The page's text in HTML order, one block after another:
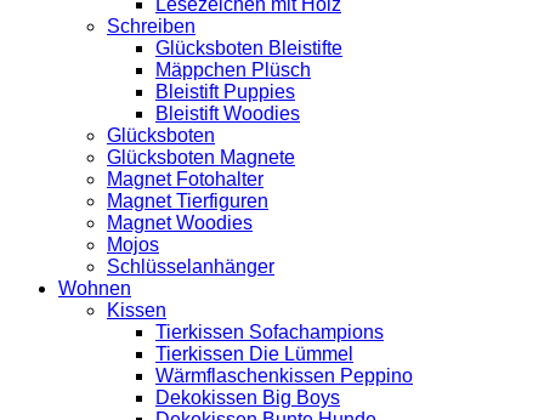
Schreiben
Glücksboten Bleistifte
Mäppchen Plüsch
Bleistift Puppies
Bleistift Woodies
Glücksboten
Glücksboten Magnete
Magnet Fotohalter
Magnet Tierfiguren
Magnet Woodies
Mojos
Schlüsselanhänger
Wohnen
Kissen
Tierkissen Sofachampions
Tierkissen Die Lümmel
Wärmflaschenkissen Peppino
Dekokissen Big Boys